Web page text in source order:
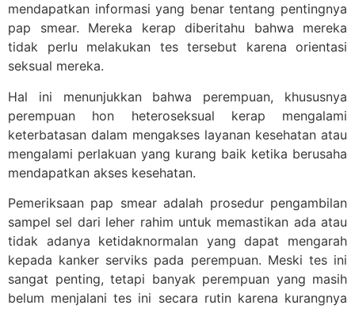
mendapatkan informasi yang benar tentang pentingnya
pap smear. Mereka kerap diberitahu bahwa mereka
tidak perlu melakukan tes tersebut karena orientasi
seksual mereka.
Hal ini menunjukkan bahwa perempuan, khususnya
perempuan hon heteroseksual kerap mengalami
keterbatasan dalam mengakses layanan kesehatan atau
mengalami perlakuan yang kurang baik ketika berusaha
mendapatkan akses kesehatan.
Pemeriksaan pap smear adalah prosedur pengambilan
sampel sel dari leher rahim untuk memastikan ada atau
tidak adanya ketidaknormalan yang dapat mengarah
kepada kanker serviks pada perempuan. Meski tes ini
sangat penting, tetapi banyak perempuan yang masih
belum menjalani tes ini secara rutin karena kurangnya